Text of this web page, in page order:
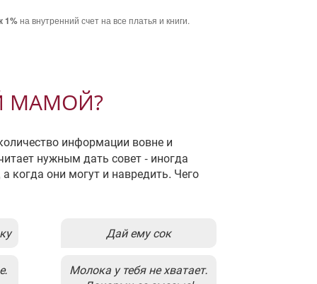
1% на внутренний счет на все платья и книги.
МАМОЙ?
информации вовне и
нужным дать совет - иногда
когда они могут и навредить. Чего
Дай ему сок
Молока у тебя не хватает.